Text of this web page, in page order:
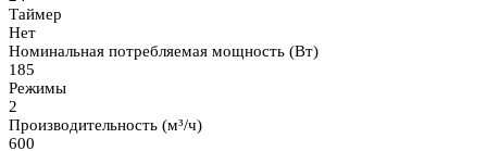
Таймер
Нет
Номинальная потребляемая мощность (Вт)
185
Режимы
2
Производительность (м³/ч)
600